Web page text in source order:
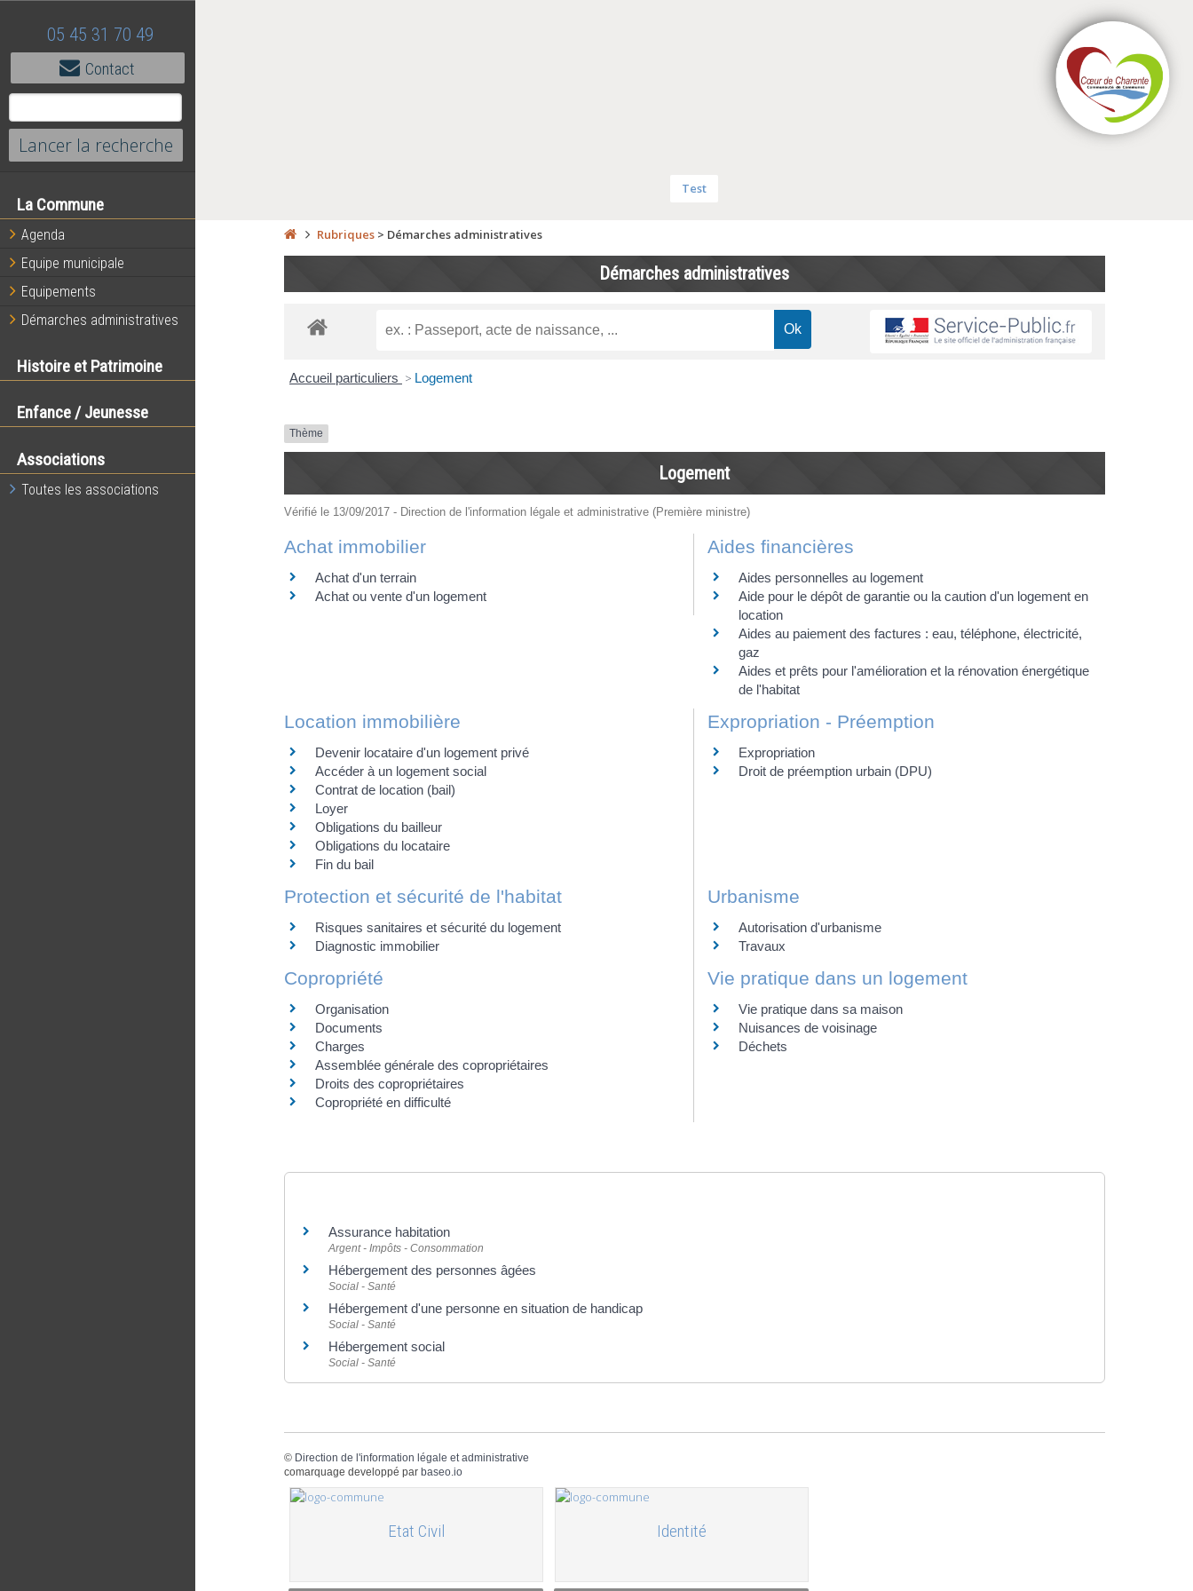
05 45 31 70 49
Contact
La Commune
Agenda
Equipe municipale
Equipements
Démarches administratives
Histoire et Patrimoine
Enfance / Jeunesse
Associations
Toutes les associations
Test
Rubriques> Démarches administratives
Démarches administratives
Accueil particuliers > Logement
Thème
Logement
Vérifié le 13/09/2017 - Direction de l'information légale et administrative (Première ministre)
Achat immobilier
Achat d'un terrain
Achat ou vente d'un logement
Aides financières
Aides personnelles au logement
Aide pour le dépôt de garantie ou la caution d'un logement en
location
Aides au paiement des factures : eau, téléphone, électricité,
gaz
Aides et prêts pour l'amélioration et la rénovation énergétique
de l'habitat
Location immobilière
Devenir locataire d'un logement privé
Accéder à un logement social
Contrat de location (bail)
Loyer
Obligations du bailleur
Obligations du locataire
Fin du bail
Expropriation - Préemption
Expropriation
Droit de préemption urbain (DPU)
Protection et sécurité de l'habitat
Risques sanitaires et sécurité du logement
Diagnostic immobilier
Urbanisme
Autorisation d'urbanisme
Travaux
Copropriété
Organisation
Documents
Charges
Assemblée générale des copropriétaires
Droits des copropriétaires
Copropriété en difficulté
Vie pratique dans un logement
Vie pratique dans sa maison
Nuisances de voisinage
Déchets
Assurance habitation
Argent - Impôts - Consommation
Hébergement des personnes âgées
Social - Santé
Hébergement d'une personne en situation de handicap
Social - Santé
Hébergement social
Social - Santé
© Direction de l'information légale et administrative
comarquage developpé par baseo.io
Etat Civil Identité